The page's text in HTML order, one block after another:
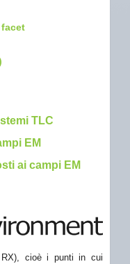
facet
TLC
EM
ai campi EM
RX), cioè i punti in cui